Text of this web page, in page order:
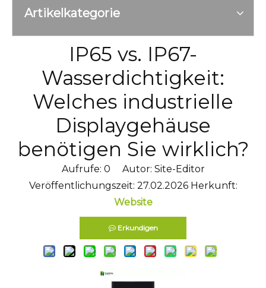
Artikelkategorie
IP65 vs. IP67-
Wasserdichtigkeit:
Welches industrielle
Displaygehäuse
benötigen Sie wirklich?
Aufrufe: 0 Autor: Site-Editor
Veröffentlichungszeit: 27.02.2026 Herkunft:
Website
Erkundigen